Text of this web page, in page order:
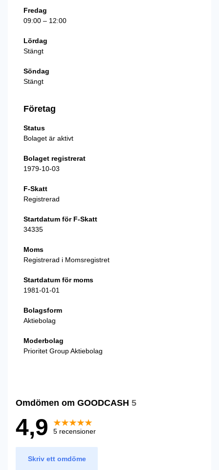
Fredag
09:00 – 12:00
Lördag
Stängt
Söndag
Stängt
Företag
Status
Bolaget är aktivt
Bolaget registrerat
1979-10-03
F-Skatt
Registrerad
Startdatum för F-Skatt
34335
Moms
Registrerad i Momsregistret
Startdatum för moms
1981-01-01
Bolagsform
Aktiebolag
Moderbolag
Prioritet Group Aktiebolag
Omdömen om GOODCASH 5
4,9 5 recensioner
Skriv ett omdöme